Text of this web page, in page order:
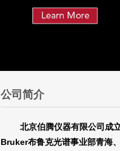
公司简介
北京伯腾仪器有限公司成
Bruker布鲁克光谱事业部青海